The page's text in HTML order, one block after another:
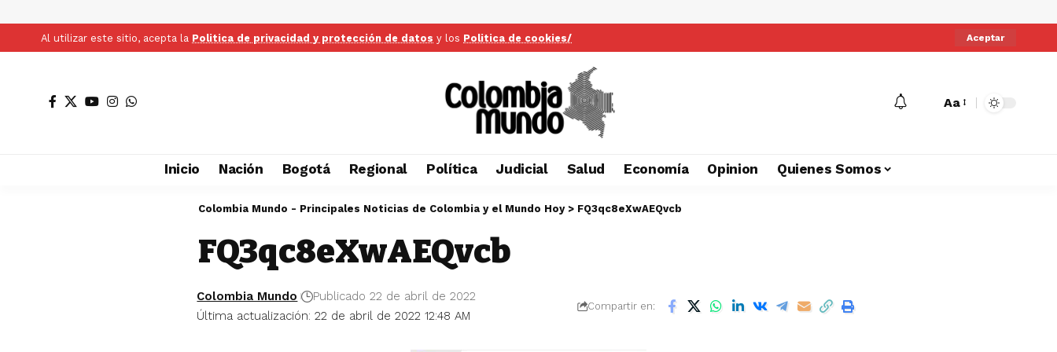
Al utilizar este sitio, acepta la Politica de privacidad y protección de datos y los Politica de cookies/ Aceptar
Aa
Inicio Nación Bogotá Regional Política Judicial Salud Economía Opinion Quienes Somos
Colombia Mundo - Principales Noticias de Colombia y el Mundo Hoy> FQ3qc8eXwAEQvcb
FQ3qc8eXwAEQvcb
Última actualización: 22 de abril de 2022 12:48 AM
Colombia Mundo Publicado 22 de abril de 2022
Compartir en: